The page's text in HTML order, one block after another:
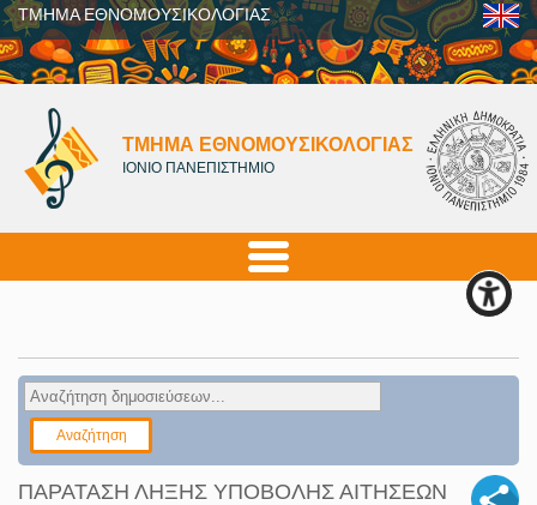
ΤΜΗΜΑ ΕΘΝΟΜΟΥΣΙΚΟΛΟΓΙΑΣ
ΤΜΗΜΑ ΕΘΝΟΜΟΥΣΙΚΟΛΟΓΙΑΣ
ΙΟΝΙΟ ΠΑΝΕΠΙΣΤΗΜΙΟ
ΠΑΡΑΤΑΣΗ ΛΗΞΗΣ ΥΠΟΒΟΛΗΣ ΑΙΤΗΣΕΩΝ